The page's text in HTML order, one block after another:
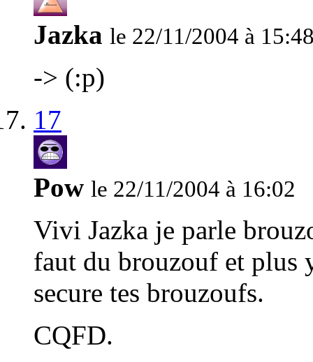
Jazka le 22/11/2004 à
-> (:p)
17
Pow le 22/11/2004 à 16:02
Vivi Jazka je parle
faut du brouzouf et plus
secure tes brouzoufs.
CQFD.